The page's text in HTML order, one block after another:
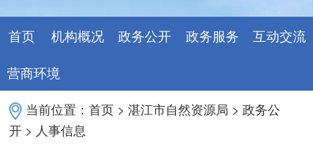
首页 机构概况 政务公开 政务服务
互动交流
营商环境
当前位置：首页 >湛江市自然资源局 >政务公
开 > 人事信息